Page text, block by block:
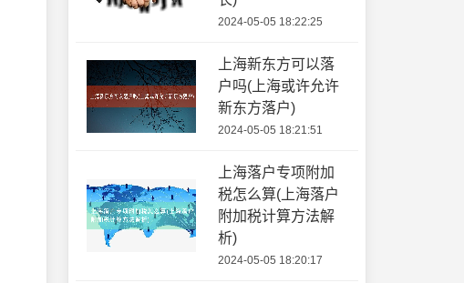
2024-05-05 18:22:25
上海新东方可以落
户吗(上海或许允许
新东方落户)
2024-05-05 18:21:51
上海落户专项附加
税怎么算(上海落户
附加税计算方法解
析)
2024-05-05 18:20:17